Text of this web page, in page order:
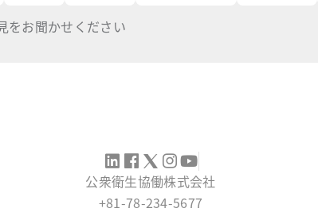
をお聞かせください
公衆衛生協働株式会社
+81-78-234-5677